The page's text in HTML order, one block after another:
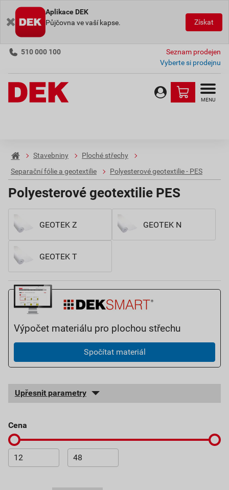
Aplikace DEK
Půjčovna ve vaší kapse.
Získat
510 000 100
Seznam prodejen
Vyberte si prodejnu
MENU
Stavebniny
Ploché střechy
Separační fólie a geotextilie
Polyesterové geotextilie - PES
Polyesterové geotextilie PES
GEOTEK Z GEOTEK N
GEOTEK T
Výpočet materiálu pro plochou střechu
Spočítat materiál
Upřesnit parametry
cena